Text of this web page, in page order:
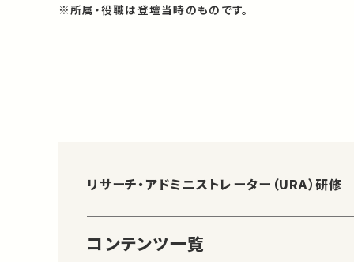
※所属・役職は登壇当時のものです。
リサーチ・アドミニストレーター（URA）研修
コンテンツ一覧